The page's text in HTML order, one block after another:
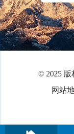
© 2025 版
网站